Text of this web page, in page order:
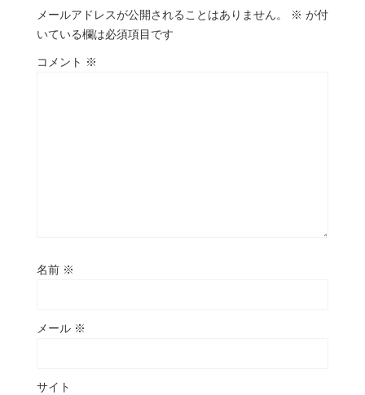
メールアドレスが公開されることはありません。 ※ が付
いている欄は必須項目です
コメント ※
名前 ※
メール ※
サイト